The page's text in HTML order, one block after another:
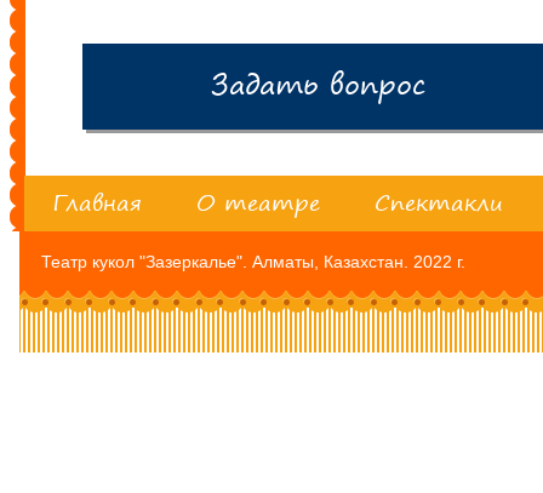
Задать вопрос
Главная О театре Спектакли
Театр кукол "Зазеркалье". Алматы, Казахстан. 2022 г.